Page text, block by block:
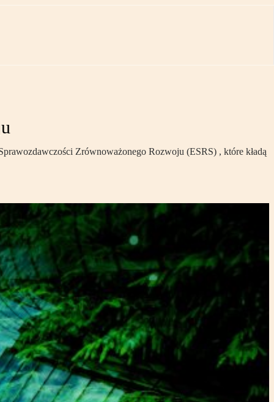
Zrównoważonego Rozwoju (ESRS) , które kładą